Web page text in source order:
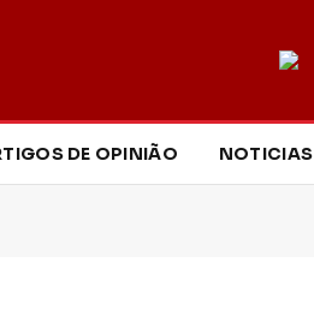
DE OPINIÃO NOTICIAS